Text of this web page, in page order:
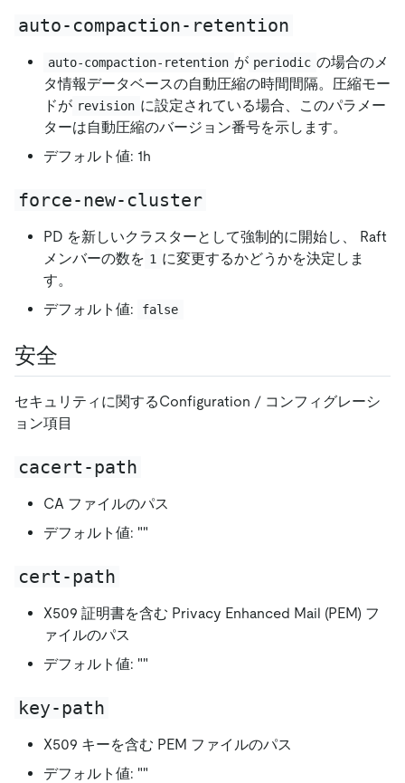
auto-compaction-retention
auto-compaction-retention が periodic の場合のメ
タ情報データベースの自動圧縮の時間間隔。圧縮モー
ドが revision に設定されている場合、このパラメー
ターは自動圧縮のバージョン番号を示します。
デフォルト値: 1h
force-new-cluster
PD を新しいクラスターとして強制的に開始し、 Raft
メンバーの数を 1 に変更するかどうかを決定しま
す。
デフォルト値:
false
安全
セキュリティに関するConfiguration / コンフィグレーシ
ョン項目
cacert-path
CA ファイルのパス
デフォルト値: ""
cert-path
X509 証明書を含む Privacy Enhanced Mail (PEM) フ
ァイルのパス
デフォルト値: ""
key-path
X509 キーを含む PEM ファイルのパス
デフォルト値: ""